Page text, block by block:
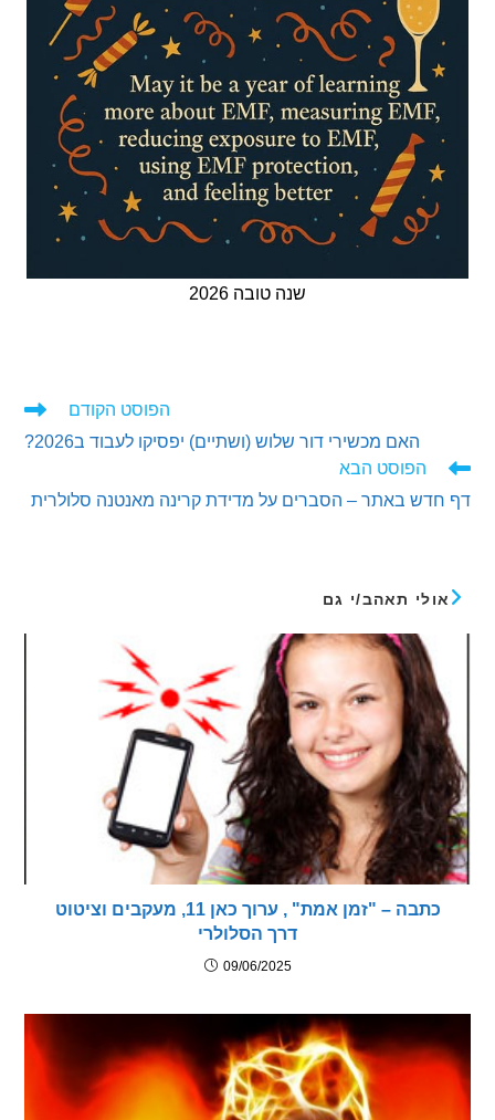
שנה טובה 2026
הפוסט הקודם
האם מכשירי דור שלוש (ושתיים) יפסיקו לעבוד ב2026?
הפוסט הבא
באתר – הסברים על מדידת קרינה מאנטנה סלולרית
תאהב/י גם
כתבה – "זמן אמת" , ערוך כאן 11, מעקבים וציטוט
דרך הסלולרי
09/06/2025